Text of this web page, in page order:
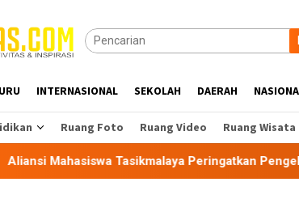
INTERNASIONAL SEKOLAH DAERAH
Ruang Foto Ruang Video Ruang Wisata
Peringatkan Pengelola Karaoke Penuhi